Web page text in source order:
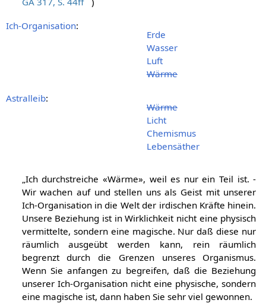
Ich-Organisation:
Erde
Wasser
Luft
Wärme
Astralleib:
Wärme
Licht
Chemismus
Lebensäther
„Ich durchstreiche «Wärme», weil es nur ein Teil ist. -
Wir wachen auf und stellen uns als Geist mit unserer
Ich-Organisation in die Welt der irdischen Kräfte hinein.
Unsere Beziehung ist in Wirklichkeit nicht eine physisch
vermittelte, sondern eine magische. Nur daß diese nur
räumlich ausgeübt werden kann, rein räumlich
begrenzt durch die Grenzen unseres Organismus.
Wenn Sie anfangen zu begreifen, daß die Beziehung
unserer Ich-Organisation nicht eine physische, sondern
eine magische ist, dann haben Sie sehr viel gewonnen.